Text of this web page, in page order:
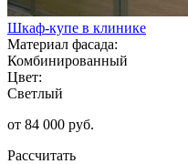
Шкаф-купе в клинике
Материал фасада:
Комбинированный
Цвет:
Светлый
от 84 000 руб.
Рассчитать